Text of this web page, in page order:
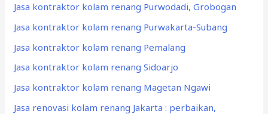
Jasa kontraktor kolam renang Purwodadi, Grobogan
Jasa kontraktor kolam renang Purwakarta-Subang
Jasa kontraktor kolam renang Pemalang
Jasa kontraktor kolam renang Sidoarjo
Jasa kontraktor kolam renang Magetan Ngawi
Jasa renovasi kolam renang Jakarta : perbaikan,